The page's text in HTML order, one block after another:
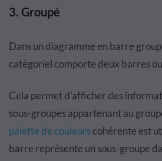
3. Groupé
Dans un diagramme en barre
catégoriel comporte deux barres
Cela permet d'afficher des
sous-groupes appartenant au
palette de couleurscohérente est
barre représente un sous-groupe